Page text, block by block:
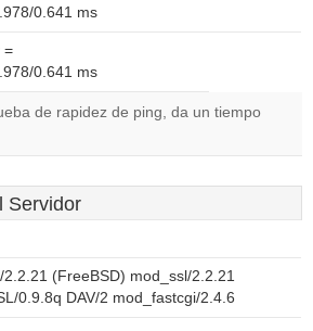
0.641 ms
=
0.641 ms
de rapidez de ping, da un tiempo
Servidor
2.2.21 (FreeBSD) mod_ssl/2.2.21
0.9.8q DAV/2 mod_fastcgi/2.4.6